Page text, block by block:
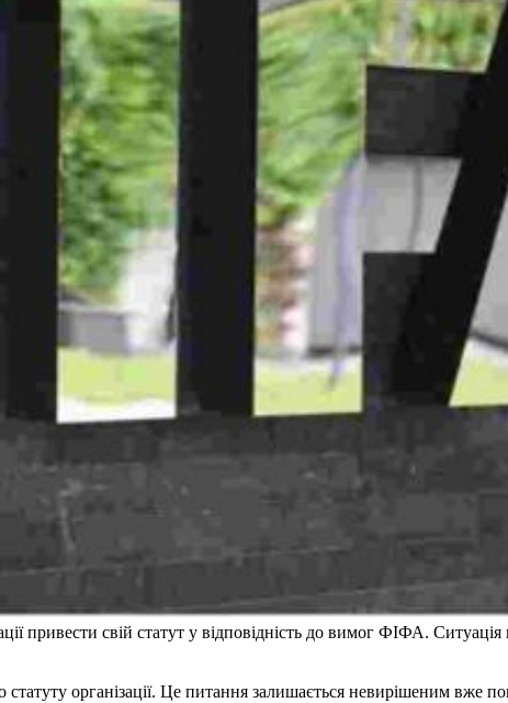
привести свій статут у відповідність до вимог ФІФА.
організації. Це питання залишається невирішеним вже